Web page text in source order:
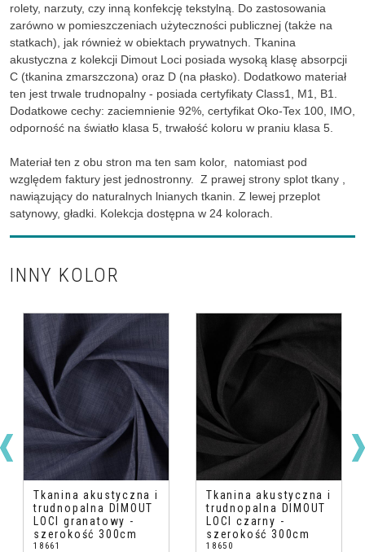
rolety, narzuty, czy inną konfekcję tekstylną. Do zastosowania
zarówno w pomieszczeniach użyteczności publicznej (także na
statkach), jak również w obiektach prywatnych. Tkanina
akustyczna z kolekcji Dimout Loci posiada wysoką klasę absorpcji
C (tkanina zmarszczona) oraz D (na płasko). Dodatkowo materiał
ten jest trwale trudnopalny - posiada certyfikaty Class1, M1, B1.
Dodatkowe cechy: zaciemnienie 92%, certyfikat Oko-Tex 100, IMO,
odporność na światło klasa 5, trwałość koloru w praniu klasa 5.
Materiał ten z obu stron ma ten sam kolor, natomiast pod
względem faktury jest jednostronny. Z prawej strony splot tkany ,
nawiązujący do naturalnych lnianych tkanin. Z lewej przeplot
satynowy, gładki. Kolekcja dostępna w 24 kolorach.
INNY KOLOR
Tkanina akustyczna i
trudnopalna DIMOUT
LOCI granatowy -
szerokość 300cm
18661
Tkanina akustyczna i
trudnopalna DIMOUT
LOCI czarny -
szerokość 300cm
18650